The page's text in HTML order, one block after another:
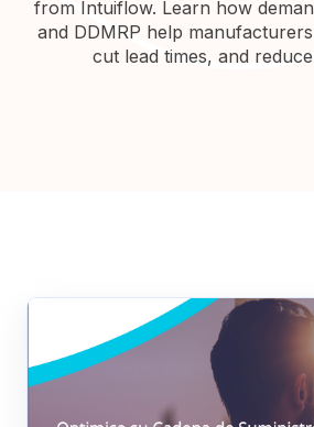
from Intuiflow. Learn how
and DDMRP help
cut lead times, and